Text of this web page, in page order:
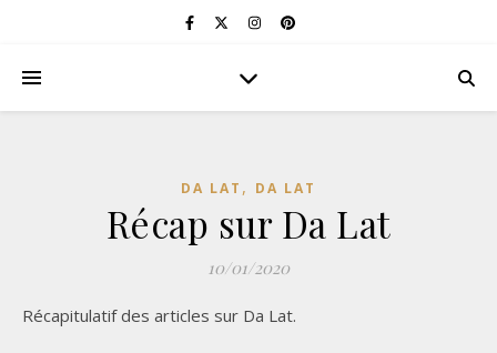
DA LAT , DA LAT
Récap sur Da Lat
10/01/2020
Récapitulatif des articles sur Da Lat.